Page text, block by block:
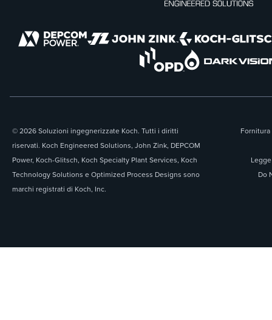
© 2026 Soluzioni ingegnerizzate Koch. Tutti i diritti
riservati. Koch Engineered Solutions, John Zink, DEPCOM
Power, Koch-Glitsch, Koch Specialty Plant Services, Koch
Technology Solutions e Optimized Process Designs sono
marchi registrati di Koch, Inc.
Do